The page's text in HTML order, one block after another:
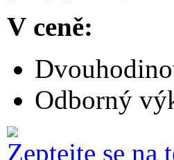
V ceně:
Odborný
Zeptejte se na